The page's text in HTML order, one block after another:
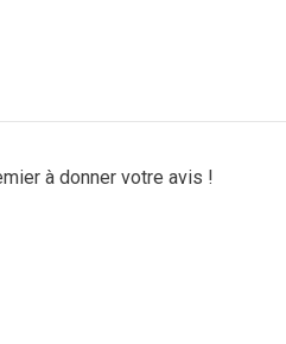
à donner votre avis !